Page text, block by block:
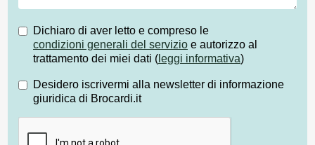
Dichiaro di aver letto e compreso le
condizioni generali del servizio e autorizzo al
trattamento dei miei dati ( leggi informativa)
Desidero iscrivermi alla newsletter di informazione
giuridica di Brocardi.it